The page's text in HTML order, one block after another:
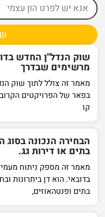
שוק הנדל"ן החדש
מרשימים שבדרך
מאמר זה צולל לתוך שוק
בפאר של הפרויקטים
קו
הבחירה הנכונה בסוג
בתים או דירות גג.
מאמר זה מספק ניתוח
בדובאי. הוא דן ביתרונות
בתים ופנטהאוזים,